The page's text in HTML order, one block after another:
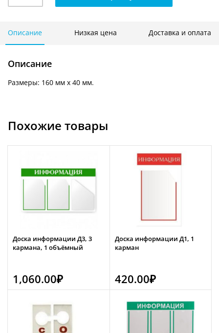
"от
себя"
Описание Низкая цена Доставка и оплата
Описание
Размеры: 160 мм х 40 мм.
Похожие товары
Доска информации Д3, 3
кармана, 1 объёмный
1,060.00₽
Доска информации Д1, 1
карман
420.00₽